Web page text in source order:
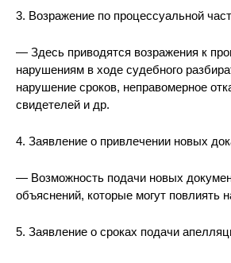
3. Возражение по процессуальной
— Здесь приводятся возражения к
нарушениям в ходе судебного
нарушение сроков, неправомерное
свидетелей и др.
4. Заявление о привлечении новых
— Возможность подачи новых
объяснений, которые могут повлиять
5. Заявление о сроках подачи